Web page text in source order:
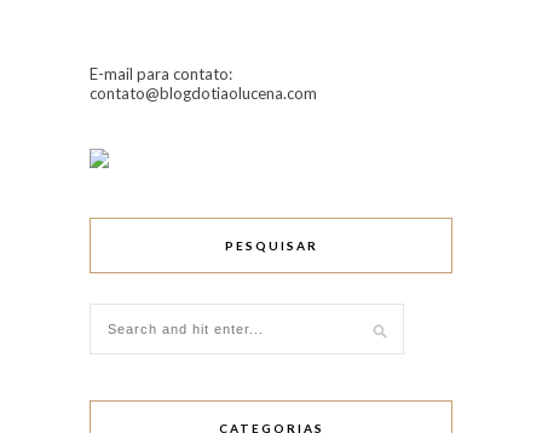
E-mail para contato:
contato@blogdotiaolucena.com
PESQUISAR
CATEGORIAS